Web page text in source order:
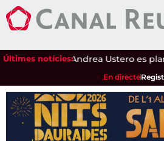
Últimes notícies:
Sánchez i Andrea Ustero es
En directe